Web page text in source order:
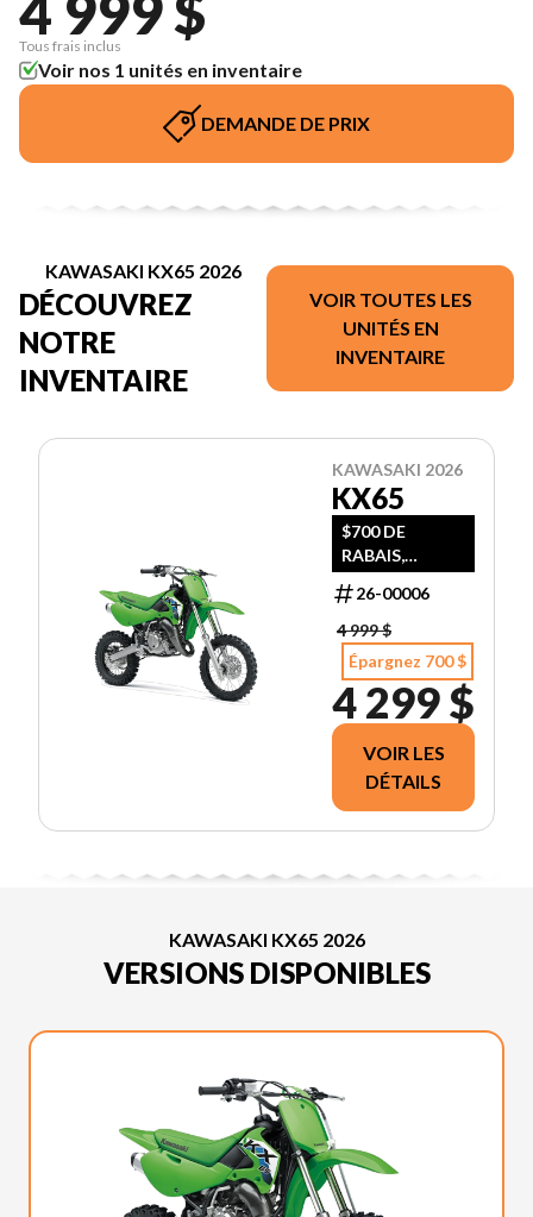
Tous frais inclus
Voir nos 1 unités en inventaire
DEMANDE DE PRIX
KAWASAKI KX65 2026
DÉCOUVREZ
NOTRE
INVENTAIRE
VOIR TOUTES LES
UNITÉS EN
INVENTAIRE
KAWASAKI 2026
KX65
$700 DE
RABAIS,
FREIGHT 595
26-00006
4 999 $
Épargnez 700 $
4 299 $
VOIR LES
DÉTAILS
KAWASAKI KX65 2026
VERSIONS DISPONIBLES